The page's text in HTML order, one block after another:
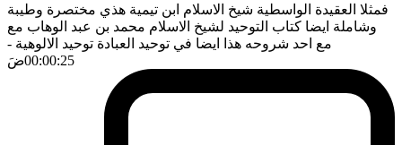
فمثلا العقيدة الواسطية شيخ الاسلام ابن تيمية هذي مختصرة وطيبة
وشاملة ايضا كتاب التوحيد لشيخ الاسلام محمد بن عبد الوهاب مع
مع احد شروحه هذا ايضا في توحيد العبادة توحيد الالوهية -
00:00:25ضَ